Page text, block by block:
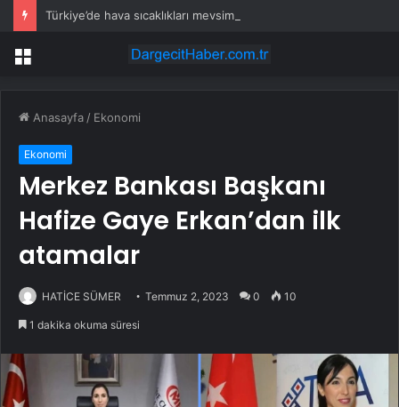
Menü
Anasayfa / Ekonomi
Ekonomi
Merkez Bankası Başkanı
Hafize Gaye Erkan’dan ilk
atamalar
HATİCE SÜMER Temmuz 2, 2023 0 10
1 dakika okuma süresi